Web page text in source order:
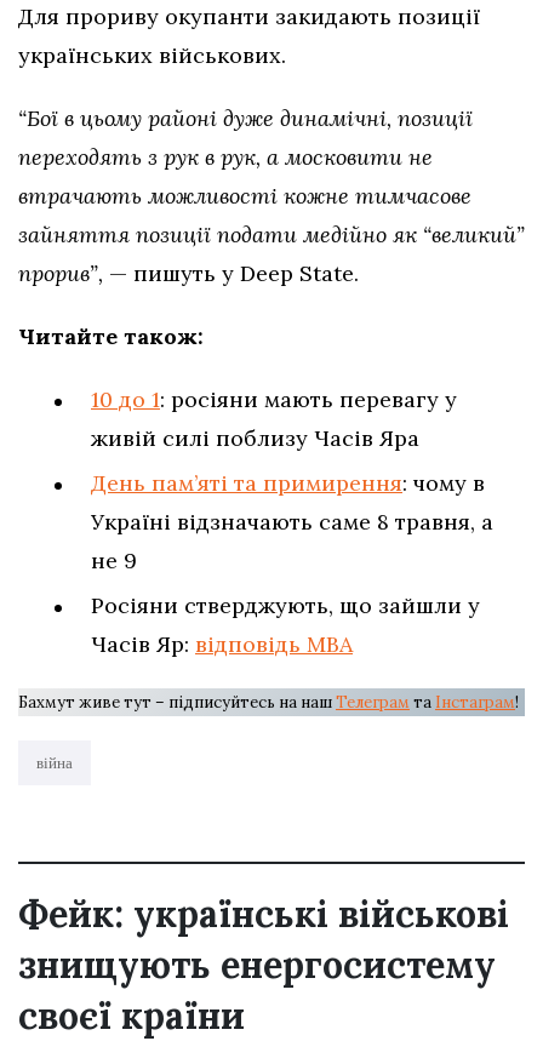
Для прориву окупанти закидають позиції
українських військових.
“Бої в цьому районі дуже динамічні, позиції
переходять з рук в рук, а московити не
втрачають можливості кожне тимчасове
зайняття позиції подати медійно як “великий”
прорив”, — пишуть у Deep State.
Читайте також:
10 до 1: росіяни мають перевагу у
живій силі поблизу Часів Яра
День пам’яті та примирення: чому в
Україні відзначають саме 8 травня, а
не 9
Росіяни стверджують, що зайшли у
Часів Яр: відповідь МВА
Бахмут живе тут – підписуйтесь на нашТелеграм та Інстаграм!
війна
Фейк: українські військові
знищують енергосистему
своєї країни